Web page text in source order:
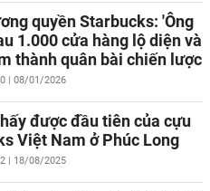
quyền Starbucks: 'Ông
1.000 cửa hàng lộ diện và
thành quân bài chiến lược
| 08/01/2026
được đầu tiên của cựu
Việt Nam ở Phúc Long
| 18/08/2025